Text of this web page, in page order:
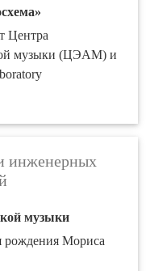
Центра
музыки (ЦЭАМ) и
инженерных
музыки
рождения Мориса